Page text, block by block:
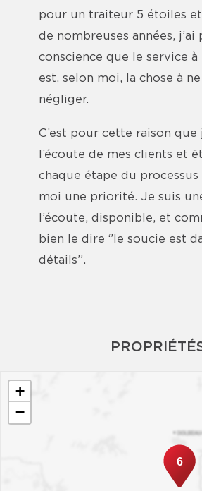
pour un traiteur 5 étoiles
de nombreuses années, j’ai
conscience que le service à
est, selon moi, la chose à
négliger.
C’est pour cette raison que
l’écoute de mes clients et
chaque étape du
moi une priorité. Je suis
l’écoute, disponible, et
bien le dire ‘’le soucie est
détails’’.
6
+
−